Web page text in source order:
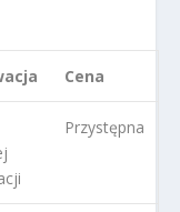
Cena
Przystępna